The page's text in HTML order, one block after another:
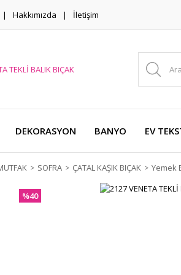
Hakkımızda İletişim
DEKORASYON BANYO EV
SOFRA ÇATAL KAŞIK BIÇAK Yemek
%40